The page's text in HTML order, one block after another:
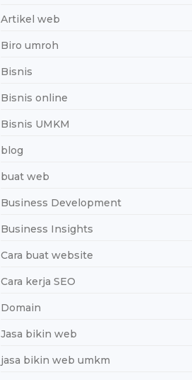
Artikel web
Biro umroh
Bisnis
Bisnis online
Bisnis UMKM
blog
buat web
Business Development
Business Insights
Cara buat website
Cara kerja SEO
Domain
Jasa bikin web
jasa bikin web umkm